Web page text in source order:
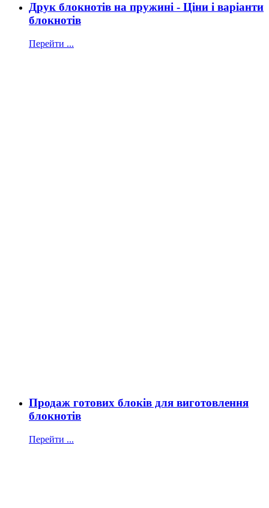
Друк блокнотів на пружині - Ціни і варіанти
блокнотів
Перейти ...
Продаж готових блоків для виготовлення
блокнотів
Перейти ...